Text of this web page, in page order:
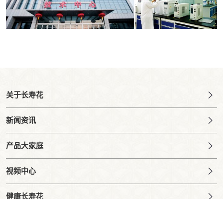
关于长寿花
新闻资讯
产品大家庭
视频中心
健康长寿花